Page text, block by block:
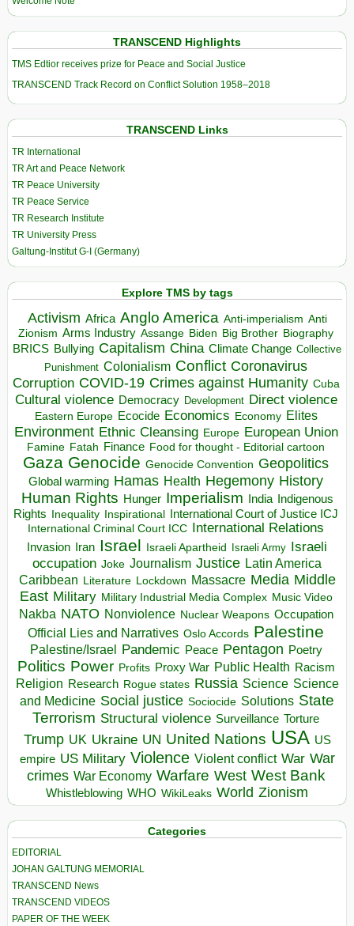
TRANSCEND Highlights
TMS Edtior receives prize for Peace and Social Justice
TRANSCEND Track Record on Conflict Solution 1958–2018
TRANSCEND Links
TR International
TR Art and Peace Network
TR Peace University
TR Peace Service
TR Research Institute
TR University Press
Galtung-Institut G-I (Germany)
Explore TMS by tags
Activism Africa Anglo America Anti-imperialism Anti
Zionism Arms Industry Assange Biden Big Brother Biography
BRICS Bullying Capitalism China Climate Change Collective
Punishment Colonialism Conflict Coronavirus
Corruption COVID-19 Crimes against Humanity Cuba
Cultural violence Democracy Development Direct violence
Eastern Europe Ecocide Economics Economy Elites
Environment Ethnic Cleansing Europe European Union
Famine Fatah Finance Food for thought - Editorial cartoon
Gaza Genocide Genocide Convention Geopolitics
Global warming Hamas Health Hegemony History
Human Rights Hunger Imperialism India Indigenous
Rights Inequality Inspirational
International Court of Justice ICJ
International Criminal Court ICC International Relations
Invasion Iran Israel Israeli Apartheid Israeli Army Israeli
occupation Joke Journalism Justice Latin America
Caribbean Literature Lockdown Massacre Media Middle
East Military Military Industrial Media Complex Music Video
Nakba NATO Nonviolence Nuclear Weapons Occupation
Official Lies and Narratives Oslo Accords Palestine
Palestine/Israel Pandemic Peace Pentagon Poetry
Politics Power Profits Proxy War Public Health Racism
Religion Research Rogue states Russia Science Science
and Medicine Social justice Sociocide Solutions State
Terrorism Structural violence Surveillance Torture
Trump UK Ukraine UN United Nations USA US
empire US Military Violence Violent conflict War War
crimes War Economy Warfare West West Bank
Whistleblowing WHO WikiLeaks World Zionism
Categories
EDITORIAL
JOHAN GALTUNG MEMORIAL
TRANSCEND News
TRANSCEND VIDEOS
PAPER OF THE WEEK